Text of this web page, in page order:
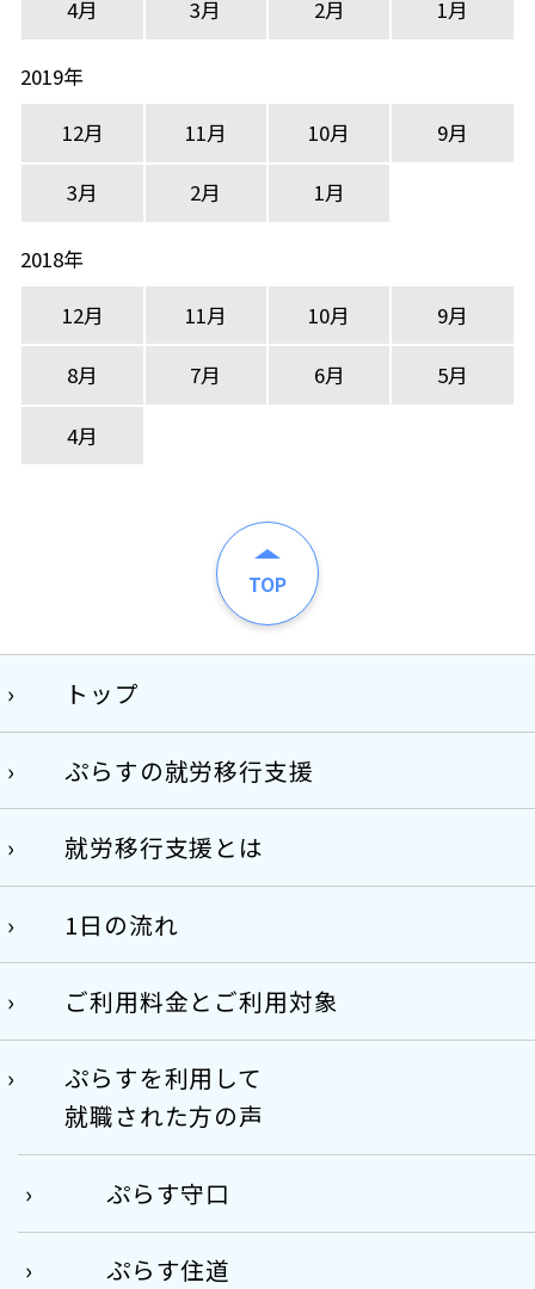
4月 3月 2月 1月
2019年
12月
11月 10月 9月
3月 2月 1月
2018年
12月
11月 10月 9月
8月 7月 6月 5月
4月
TOP
トップ
ぷらすの就労移行支援
就労移行支援とは
1日の流れ
ご利用料金とご利用対象
ぷらすを利用して
就職された方の声
ぷらす守口
ぷらす住道